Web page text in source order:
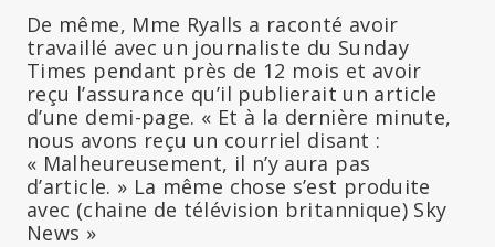
De même, Mme Ryalls a raconté avoir
travaillé avec un journaliste du Sunday
Times pendant près de 12 mois et avoir
reçu l’assurance qu’il publierait un article
d’une demi-page. « Et à la dernière minute,
nous avons reçu un courriel disant :
« Malheureusement, il n’y aura pas
d’article. » La même chose s’est produite
avec (chaine de télévision britannique) Sky
News »